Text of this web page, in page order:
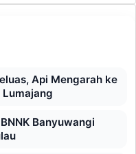
Api Mengarah ke
Banyuwangi